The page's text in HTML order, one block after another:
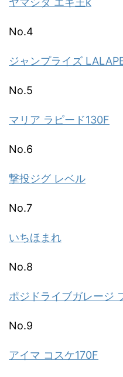
No.4
ジャンプライズ
No.5
マリア ラピード130F
No.6
撃投ジグ レベル
No.7
いちほまれ
No.8
ポジドライブガレージ
No.9
アイマ コスケ170F